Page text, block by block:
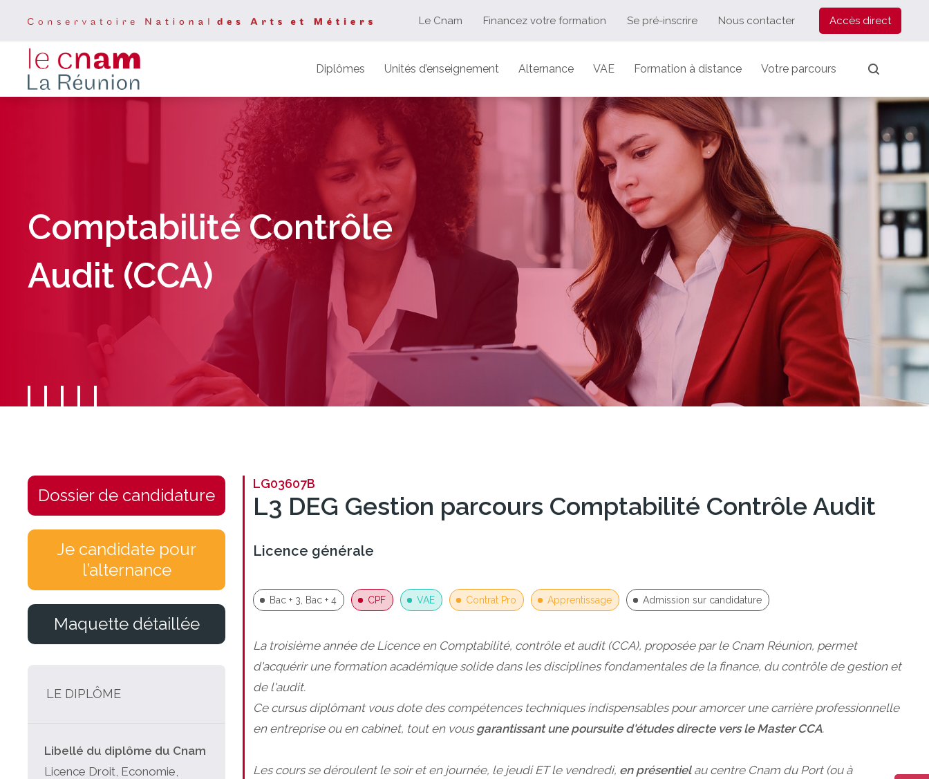
Le Cnam Financez votre formation Se pré-inscrire Nous contacter Accès direct
Diplômes Unités d’enseignement Alternance VAE Formation à distance Votre parcours
Comptabilité Contrôle
Audit (CCA)
Dossier de candidature
Je candidate pour
l’alternance
Maquette détaillée
LE DIPLÔME
Libellé du diplôme du Cnam
Licence Droit, Economie,
LG03607B
L3 DEG Gestion parcours Comptabilité Contrôle Audit
Licence générale
Bac + 3, Bac + 4 CPF VAE Contrat Pro Apprentissage Admission sur candidature
La troisième année de Licence en Comptabilité, contrôle et audit (CCA), proposée par le Cnam Réunion, permet
d'acquérir une formation académique solide dans les disciplines fondamentales de la finance, du contrôle de gestion et
de l'audit.
Ce cursus diplômant vous dote des compétences techniques indispensables pour amorcer une carrière professionnelle
en entreprise ou en cabinet, tout en vousgarantissant une poursuite d'études directe vers le Master CCA.
Les cours se déroulent le soir et en journée, le jeudi ET le vendredi, en présentielau centre Cnam du Port (ou à